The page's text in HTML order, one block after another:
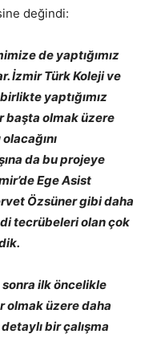
değindi:
de yaptığımız
İzmir Türk Koleji ve
yaptığımız
başta olmak üzere
da bu projeye
Ege Asist
Özsüner gibi daha
tecrübeleri olan çok
ilk öncelikle
olmak üzere daha
bir çalışma